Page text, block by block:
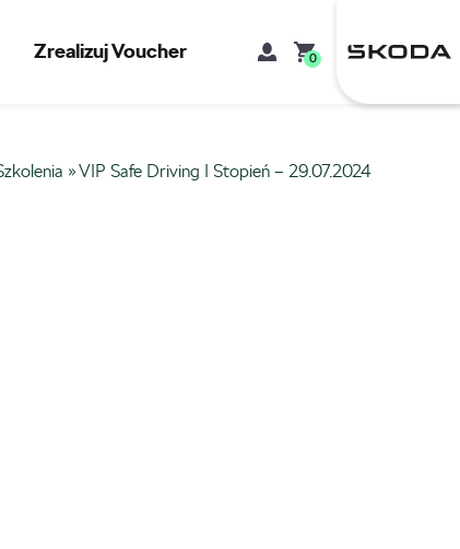
Zrealizuj Voucher 0
»VIP Safe Driving I Stopień – 29.07.2024